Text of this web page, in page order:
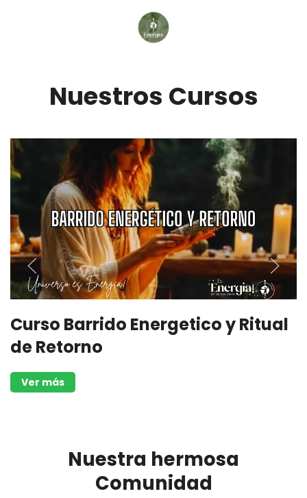
Nuestros Cursos
Curso Barrido Energetico y Ritual
de Retorno
Ver más
Nuestra hermosa
Comunidad